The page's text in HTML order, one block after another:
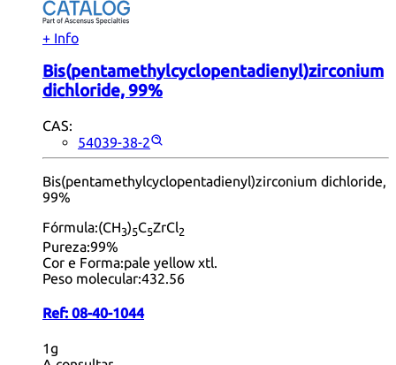
+ Info
Bis(pentamethylcyclopentadienyl)zirconium
dichloride, 99%
CAS:
54039-38-2
Bis(pentamethylcyclopentadienyl)zirconium dichloride,
99%
Fórmula:(CH3)5C5ZrCl2
Pureza:99%
Cor e Forma:pale yellow xtl.
Peso molecular:432.56
Ref: 08-40-1044
1g